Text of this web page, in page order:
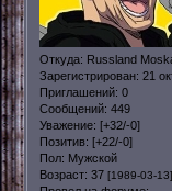
Откуда: Russland
Зарегистрирован: 21
Приглашений: 0
Сообщений: 449
Уважение: [+32/-0]
Позитив: [+22/-0]
Пол: Мужской
Возраст: 37 [1989-03-13]